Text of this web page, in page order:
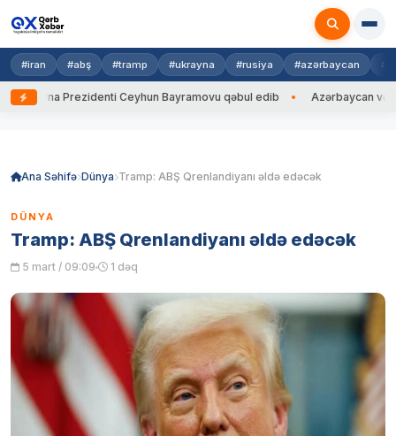
#iran #abş #tramp #ukrayna #rusiya #azərbaycan
Prezidenti Ceyhun Bayramovu qəbul edib Azərbaycan və
Ana Səhifə Dünya Tramp: ABŞ Qrenlandiyanı əldə edəcək
DÜNYA
Tramp: ABŞ Qrenlandiyanı əldə edəcək
5 mart / 09:09 1 dəq